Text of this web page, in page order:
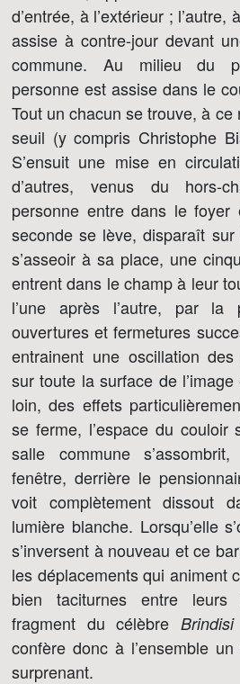
d’entrée, à l’extérieur ; l’autre,
assise à contre-jour devant
commune. Au milieu du
personne est assise dans le
Tout un chacun se trouve, à
seuil (y compris Christophe
S’ensuit une mise en
d’autres, venus du hors-
personne entre dans le
seconde se lève, disparaît
s’asseoir à sa place, une
entrent dans le champ à leur
l’une après l’autre, par la
ouvertures et fermetures
entrainent une oscillation
sur toute la surface de
loin, des effets
se ferme, l’espace du couloir
salle commune
fenêtre, derrière le
voit complètement dissout
lumière blanche. Lorsqu’elle
s’inversent à nouveau et ce
les déplacements qui animent
bien taciturnes entre leurs
fragment du célèbre Brindisi
confère donc à l’ensemble
surprenant.